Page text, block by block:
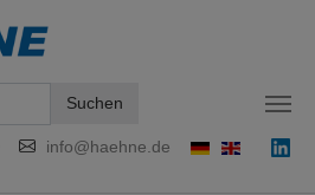
Suchen
info@haehne.de